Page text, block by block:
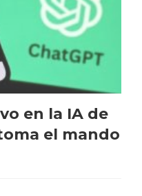
en la IA de
el mando